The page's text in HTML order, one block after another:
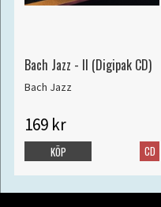
Bach Jazz - II (Digipak CD)
Bach Jazz
169 kr
CD
KÖP